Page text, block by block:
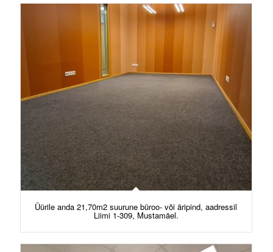
Üürile anda 21,70m2 suurune büroo- või äripind, aadressil
Liimi 1-309, Mustamäel.